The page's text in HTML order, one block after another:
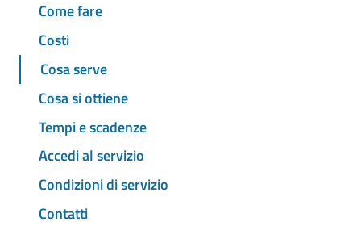
Come fare
Costi
Cosa serve
Cosa si ottiene
Tempi e scadenze
Accedi al servizio
Condizioni di servizio
Contatti